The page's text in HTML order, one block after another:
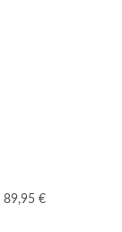
89,95 €